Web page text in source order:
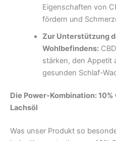
Eigenschaften von
fördern und
Zur Unterstützung
Wohlbefindens:
stärken, den Appetit
gesunden Schlaf-
Die Power-Kombination:
Lachsöl
Was unser Produkt so